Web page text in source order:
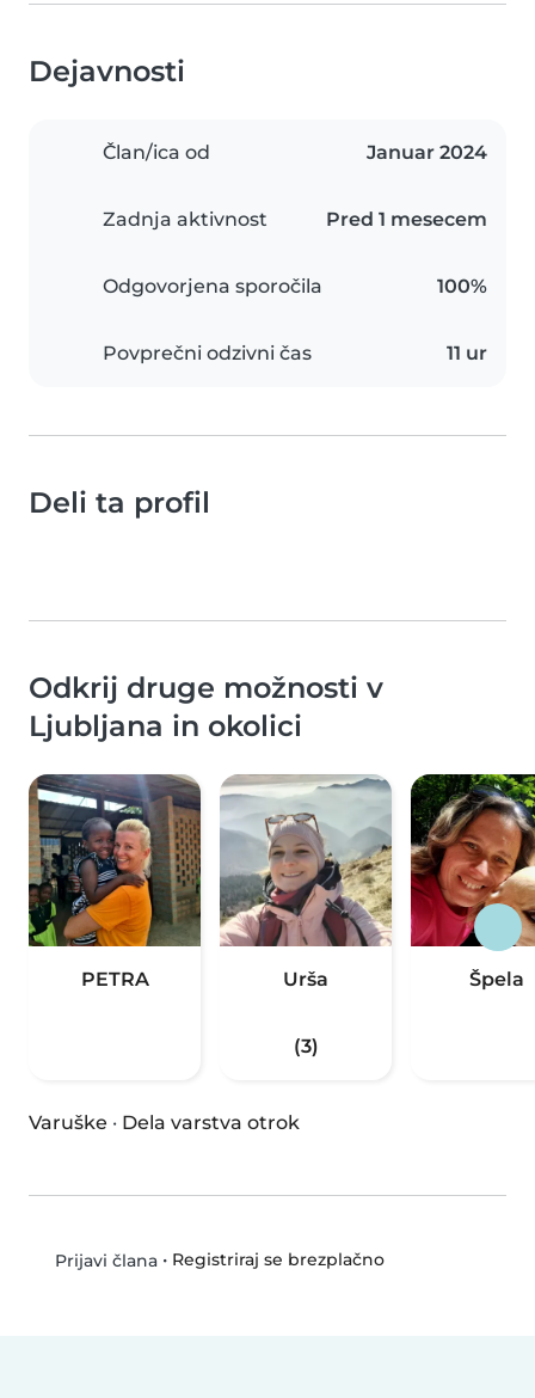
Dejavnosti
Član/ica od Januar 2024
Zadnja aktivnost Pred 1 mesecem
Odgovorjena sporočila 100%
Povprečni odzivni čas 11 ur
Deli ta profil
Odkrij druge možnosti v
Ljubljana in okolici
PETRA Urša
(3)
Špela
Varuške · Dela varstva otrok
Prijavi člana• Registriraj se brezplačno